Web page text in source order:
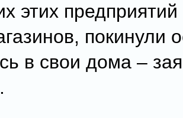
этих
покинули
в свои дома –